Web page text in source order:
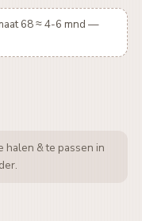
68 ≈ 4-6 mnd —
halen & te passen in